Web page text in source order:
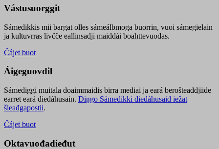
Vástusuorggit
Sámedikkis mii bargat olles sámeálbmoga buorrin, vuoi sámegielain
ja kultuvrras livčče eallinsadji maiddái boahttevuođas.
Čájet buot
Áigeguovdil
Sámediggi muitala doaimmaidis birra mediai ja eará berošteaddjiide
earret eará dieđáhusain. Diŋgo Sámedikki dieđáhusaid iežat
šleađgapostii.
Čájet buot
Oktavuođadieđut